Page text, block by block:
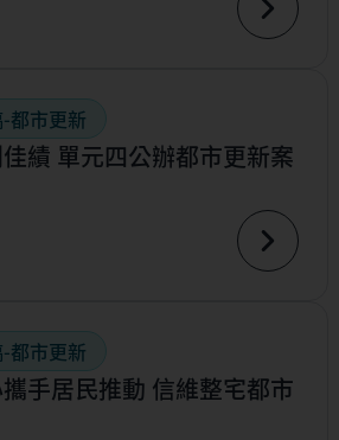
都市更新
績 單元四公辦都市更新案
都市更新
推動 信維整宅都市